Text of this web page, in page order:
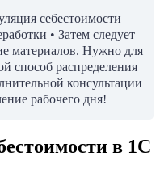
себестоимости
• Затем следует
материалов. Нужно для
способ распределения
консультации
рабочего дня!
в 1С